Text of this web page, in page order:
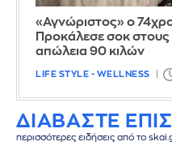
«Αγνώριστος» ο
Προκάλεσε σοκ
απώλεια 90 κιλών
LIFE STYLE - WELLNESS
ΔΙΑΒΑΣΤΕ
περισσότερες ειδήσεις από το